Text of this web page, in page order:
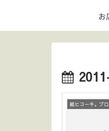
お
紙ヒコーキ。ブ